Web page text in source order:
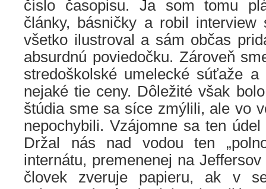
číslo časopisu. Ja som tomu
články, básničky a robil interview
všetko ilustroval a sám občas
absurdnú poviedočku. Zároveň
stredoškolské umelecké súťaže a
nejaké tie ceny. Dôležité však
štúdia sme sa síce zmýlili, ale vo
nepochybili. Vzájomne sa ten
Držal nás nad vodou ten
internátu, premenenej na
človek zveruje papieru, ak v